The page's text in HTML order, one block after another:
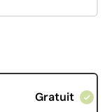
Gratuit